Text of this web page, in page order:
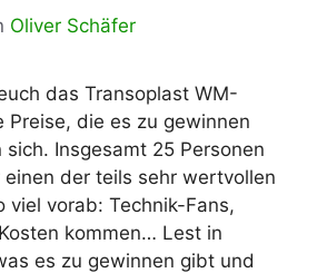
Oliver Schäfer
das Transoplast WM-
Preise, die es zu gewinnen
Insgesamt 25 Personen
der teils sehr wertvollen
viel vorab: Technik-Fans,
kommen… Lest in
es zu gewinnen gibt und